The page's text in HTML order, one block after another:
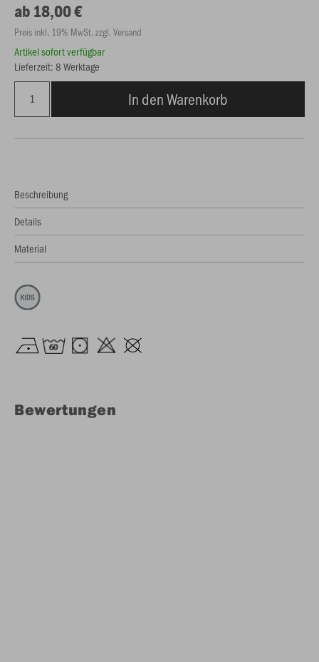
ab 18,00 €
Preis inkl. 19% MwSt. zzgl. Versand
Artikel sofort verfügbar
Lieferzeit: 8 Werktage
In den Warenkorb
Beschreibung
Details
Material
Bewertungen